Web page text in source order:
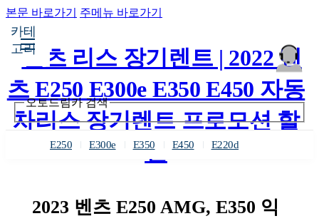
본문 바로가기 주메뉴 바로가기
오토드림카 검색
카테
고리
E250 E300e E350 E450 E220d
2023 벤츠 E250 AMG, E350 익